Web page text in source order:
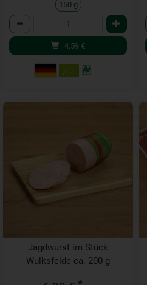
150 g
Anzahl
4,59 €
Jagdwurst im Stück
Wulksfelde ca. 200 g